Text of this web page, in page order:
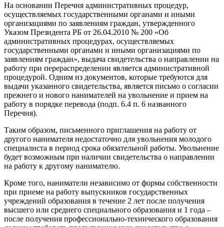
На основании Перечня административных процедур,
осуществляемых государственными органами и иными
организациями по заявлениям граждан, утвержденного
Указом Президента РБ от 26.04.2010 № 200 «Об
административных процедурах, осуществляемых
государственными органами и иными организациями по
заявлениям граждан», выдача свидетельства о направлении на
работу при перераспределении является административной
процедурой. Одним из документов, которые требуются для
выдачи указанного свидетельства, является письмо о согласии
прежнего и нового нанимателей на увольнение и прием на
работу в порядке перевода (подп. 6.4 п. 6 названного
Перечня).
Таким образом, письменного приглашения на работу от
другого нанимателя недостаточно для увольнения молодого
специалиста в период срока обязательной работы. Увольнение
будет возможным при наличии свидетельства о направлении
на работу к другому нанимателю.
Кроме того, наниматели независимо от формы собственности
при приеме на работу выпускников государственных
учреждений образования в течение 2 лет после получения
высшего или среднего специального образования и 1 года –
после получения профессионально-технического образования